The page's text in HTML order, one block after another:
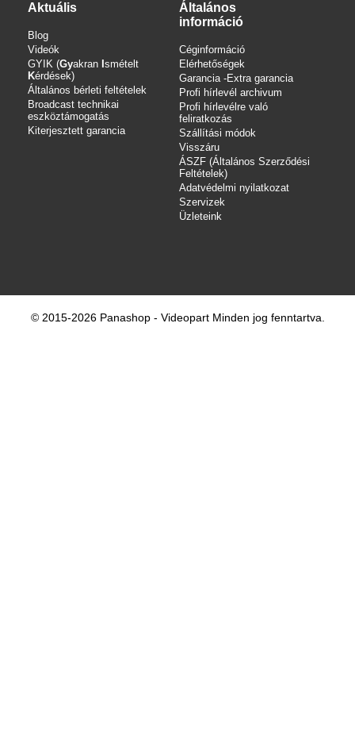
Aktuális
Blog
Videók
GYIK (Gyakran smételt
Kérdések)
Általános bérleti feltételek
Broadcast technikai
eszköztámogatás
Kiterjesztett garancia
Általános
információ
Céginformáció
Elérhetőségek
Garancia -Extra garancia
Profi hírlevél archivum
Profi hírlevélre való
feliratkozás
Szállítási módok
Visszáru
ÁSZF (Általános Szerződési
Feltételek)
Adatvédelmi nyilatkozat
Szervizek
Üzleteink
© 2015-2026 Panashop - Videopart Minden jog fenntartva.